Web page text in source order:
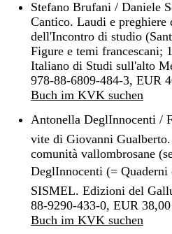
Stefano Brufani / Daniele
Cantico. Laudi e
dell'Incontro di studio
Figure e temi francescani;
Italiano di Studi sull'alto
978-88-6809-484-3, EUR
Buch im KVK suchen
Antonella DeglInnocenti /
vite di Giovanni
comunità vallombrosane
DeglInnocenti (=
SISMEL. Edizioni del
88-9290-433-0, EUR 38,00
Buch im KVK suchen